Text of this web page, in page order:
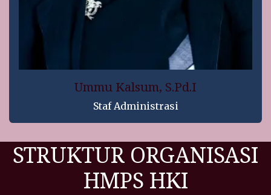
Ummu Kalsum, S.Pd.I
Staf Administrasi
STRUKTUR ORGANISASI
HMPS HKI